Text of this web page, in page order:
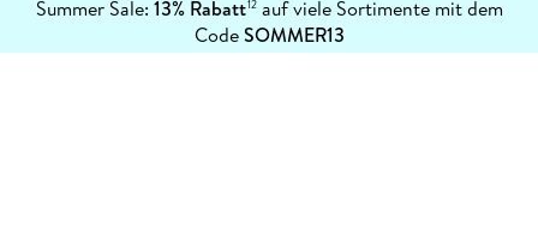
Summer Sale: 13% Rabatt12auf viele Sortimente mit dem
CodeSOMMER13
erfahren